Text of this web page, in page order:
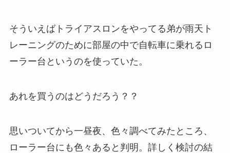
そういえばトライアスロンをやってる弟が雨天ト
レーニングのために部屋の中で自転車に乗れるロ
ーラー台というのを使っていた。
あれを買うのはどうだろう？？
思いついてから一昼夜、色々調べてみたところ、
ローラー台にも色々あると判明。詳しく検討の結